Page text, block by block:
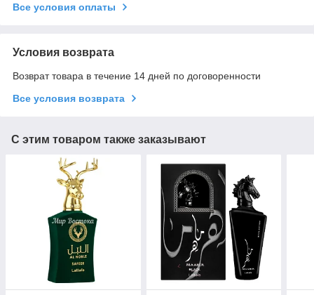
Все условия оплаты
Условия возврата
Возврат товара в течение 14 дней по договоренности
Все условия возврата
С этим товаром также заказывают